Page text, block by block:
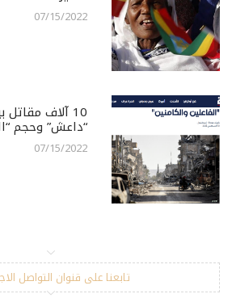
07/15/2022
10 آلاف
“داعش” وحجم
07/15/2022
تابعنا على قنوان التواصل